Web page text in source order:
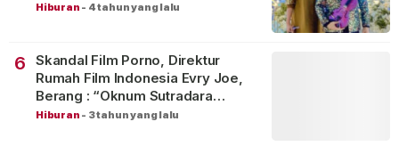
Hiburan - 4 tahun yang lalu
6
Skandal Film Porno, Direktur
Rumah Film Indonesia Evry Joe,
Berang : “Oknum Sutradara
Merusak Perfilman Indonesia”!
Hiburan - 3 tahun yang lalu